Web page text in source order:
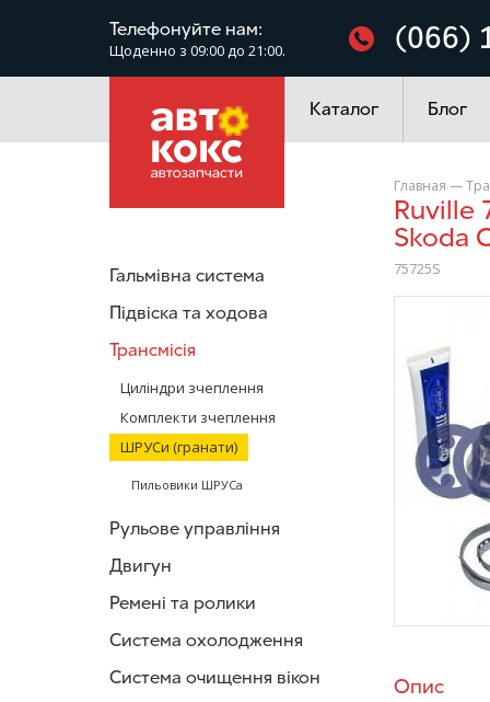
Телефонуйте нам:
Щоденно з 09:00 до 21:00. (066)
Каталог
Електроустаткування
Блог
Гальмівна система
Підвіска та ходова
Трансмісія
Циліндри зчеплення
Комплекти зчеплення
ШРУСи (гранати)
Пильовики ШРУСа
Рульове управління
Двигун
Ремені та ролики
Система охолодження
Система очищення вікон
Главная —
Ruville 75725S ШРУС зовнішній VW Passat Caddy Golf Tiguan
Skoda
75725S
Опис